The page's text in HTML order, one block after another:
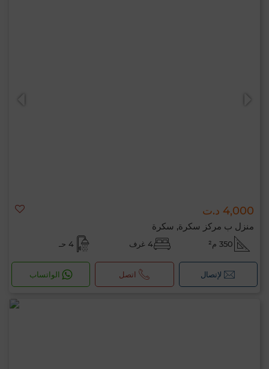
4,000 د.ت
منزل ب مركز سكرة, سكرة
350 م² 4 غرف 4 حـ
لإتصال اتصل الواتساب